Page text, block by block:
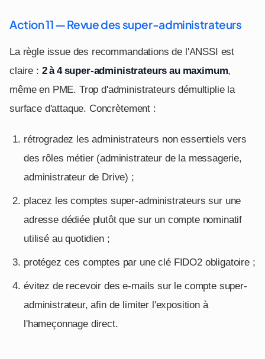
Action 11 — Revue des super-administrateurs
La règle issue des recommandations de l'ANSSI est
claire : 2 à 4 super-administrateurs au maximum,
même en PME. Trop d'administrateurs démultiplie la
surface d'attaque. Concrètement :
rétrogradez les administrateurs non essentiels vers
des rôles métier (administrateur de la messagerie,
administrateur de Drive) ;
placez les comptes super-administrateurs sur une
adresse dédiée plutôt que sur un compte nominatif
utilisé au quotidien ;
protégez ces comptes par une clé FIDO2 obligatoire ;
évitez de recevoir des e-mails sur le compte super-
administrateur, afin de limiter l'exposition à
l'hameçonnage direct.